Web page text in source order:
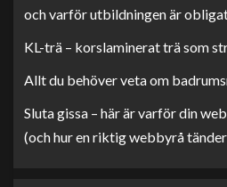
och varför utbildningen är
KL-trä – korslaminerat trä som
Allt du behöver veta om
Sluta gissa – här är varför din
(och hur en riktig webbyrå